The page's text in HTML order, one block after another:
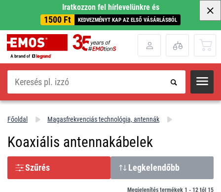
Iratkozzon fel hírlevelünkre és
1500 Ft KEDVEZMÉNYT KAP AZ ELSŐ VÁSÁRLÁSBÓL
Keresés
Főoldal Magasfrekvenciás technológia, antennák
Koaxiális antennakábelek
Szűrés Legkelendőbb
Megjelenítés termékek 1 - 12 tól 15